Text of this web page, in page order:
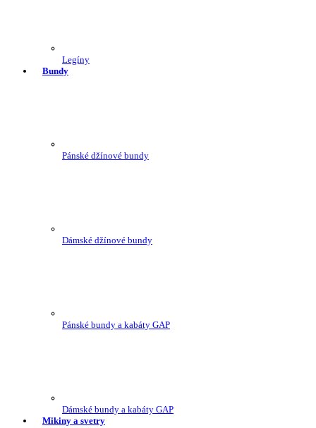
Legíny
Bundy
Pánské džínové bundy
Dámské džínové bundy
Pánské bundy a kabáty GAP
Dámské bundy a kabáty GAP
Mikiny a svetry